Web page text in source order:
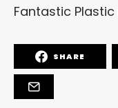
Fantastic Plastic
SHARE